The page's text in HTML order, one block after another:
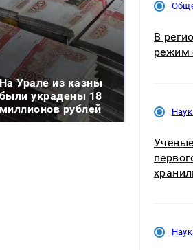
На Урале из казны
были украдены 18
миллионов рублей
В
режим